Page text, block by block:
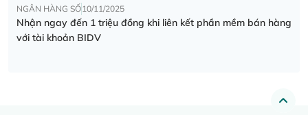
NGÂN HÀNG SỐ10/11/2025
Nhận ngay đến 1 triệu đồng khi liên kết phần mềm bán hàng
với tài khoản BIDV